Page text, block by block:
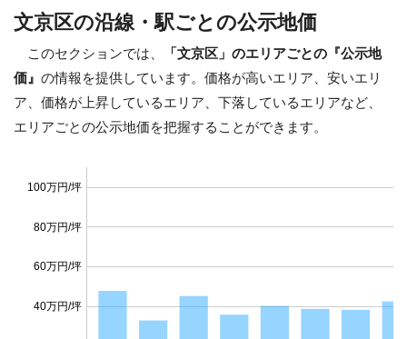
文京区の沿線・駅ごとの公示地価
このセクションでは、
「文京区」のエリアごとの『公示地
価』 の情報を提供しています。価格が高いエリア、安いエリ
ア、価格が上昇しているエリア、下落しているエリアなど、
エリアごとの公示地価を把握することができます。
40万円/坪
60万円/坪
80万円/坪
100万円/坪